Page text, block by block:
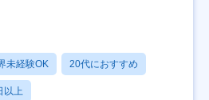
未経験OK 20代におすすめ
以上